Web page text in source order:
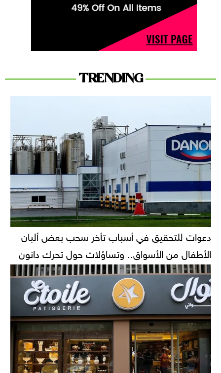
TRENDING
دعوات للتحقيق في أسباب تأخر سحب بعض ألبان
الأطفال من الأسواق.. وتساؤلات حول تحرك دانون